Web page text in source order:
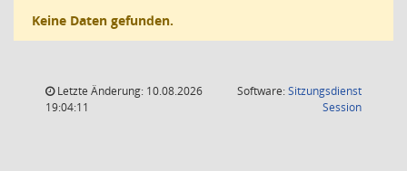
Keine Daten gefunden.
Letzte Änderung: 10.08.2026
19:04:11
Software:Sitzungsdienst
Session(Wird in